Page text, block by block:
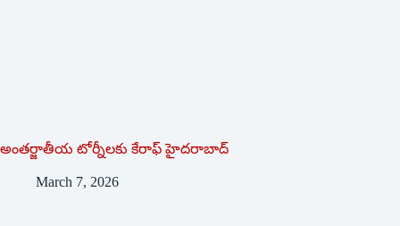
అంతర్జాతీయ టోర్నీలకు కేరాఫ్ హైదరాబాద్
March 7, 2026